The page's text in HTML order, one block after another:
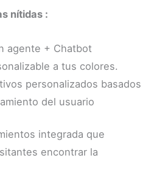
nítidas :
agente + Chatbot
a tus colores.
personalizados basados
del usuario
integrada que
encontrar la